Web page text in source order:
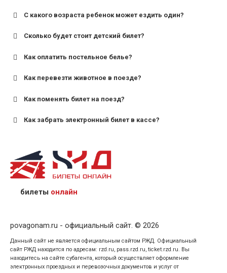
С какого возраста ребенок может ездить один?
для поездов дальнего следования — от 10 лет и
для пригородных поездов — от 7 лет.
Сколько будет стоит детский билет?
Как оплатить постельное белье?
Как перевезти животное в поезде?
Как поменять билет на поезд?
Как забрать электронный билет в кассе?
назвав кассиру 14-значный номер заказа;
предъявив удостоверение личности пассажира, на
кого оформлен билет.
билеты онлайн
povagonam.ru - официальный сайт. © 2026
Данный сайт не является официальным сайтом РЖД. Официальный
сайт РЖД находится по адресам: rzd.ru, pass.rzd.ru, ticket.rzd.ru. Вы
находитесь на сайте субагента, который осуществляет оформление
электронных проездных и перевозочных документов и услуг от